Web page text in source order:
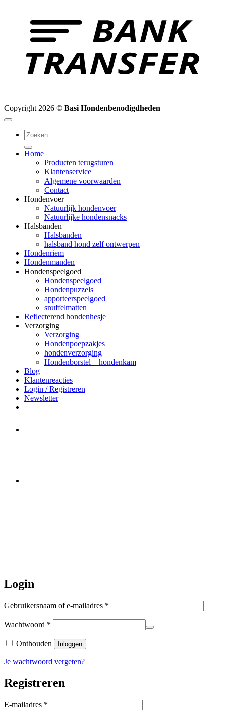
Copyright 2026 © Basi Hondenbenodigdheden
Zoeken
naar:
Home
Producten terugsturen
Klantenservice
Algemene voorwaarden
Contact
Hondenvoer
Natuurlijk hondenvoer
Natuurlijke hondensnacks
Halsbanden
Halsbanden
halsband hond zelf ontwerpen
Hondenriem
Hondenmanden
Hondenspeelgoed
Hondenspeelgoed
Hondenpuzzels
apporteerspeelgoed
snuffelmatten
Reflecterend hondenhesje
Verzorging
Verzorging
Hondenpoepzakjes
hondenverzorging
Hondenborstel – hondenkam
Blog
Klantenreacties
Login / Registreren
Newsletter
Login
Gebruikersnaam of e-mailadres *
Wachtwoord *
Onthouden Inloggen
Je wachtwoord vergeten?
Registreren
E-mailadres *